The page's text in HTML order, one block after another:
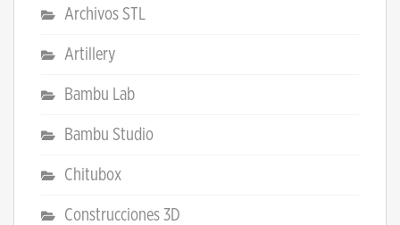
Archivos STL
Artillery
Bambu Lab
Bambu Studio
Chitubox
Construcciones 3D